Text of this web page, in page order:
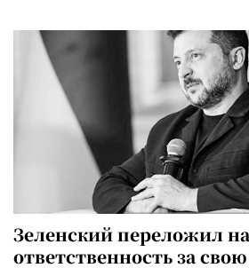
Зеленский переложил
ответственность за